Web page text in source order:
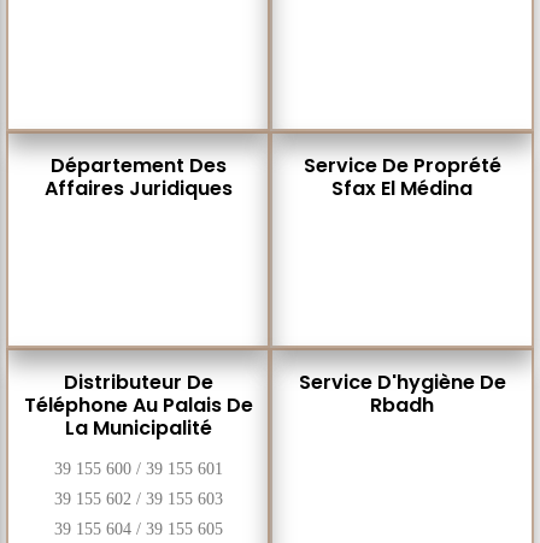
Service De Proprété
Sfax El Médina
Département Des
Affaires Juridiques
Service D'hygiène De
Rbadh
Distributeur De
Téléphone Au Palais De
La Municipalité
39 155 600 / 39 155 601
39 155 602 / 39 155 603
39 155 604 / 39 155 605